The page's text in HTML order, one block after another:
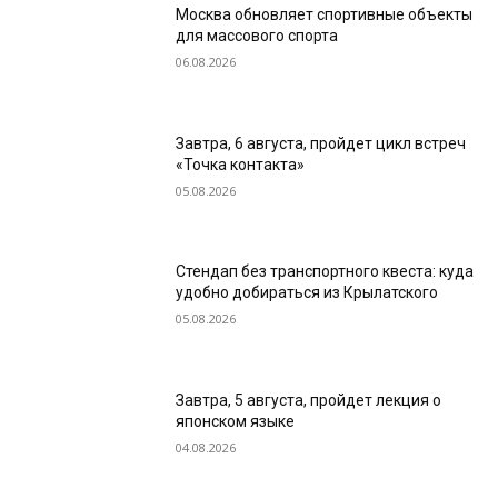
Москва обновляет спортивные объекты
для массового спорта
06.08.2026
Завтра, 6 августа, пройдет цикл встреч
«Точка контакта»
05.08.2026
Стендап без транспортного квеста: куда
удобно добираться из Крылатского
05.08.2026
Завтра, 5 августа, пройдет лекция о
японском языке
04.08.2026